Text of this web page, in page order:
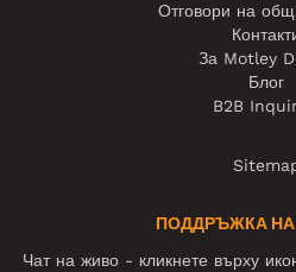
Отговори на
За Motley
Блог
B2B
ПОДДРЪЖКА НА
Чат на живо - кликнете върху